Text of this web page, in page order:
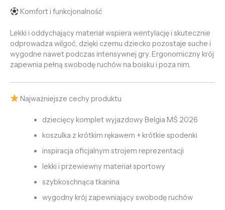
Komfort i funkcjonalność
Lekki i oddychający materiał wspiera wentylację i skutecznie
odprowadza wilgoć, dzięki czemu dziecko pozostaje suche i
wygodne nawet podczas intensywnej gry. Ergonomiczny krój
zapewnia pełną swobodę ruchów na boisku i poza nim.
Najważniejsze cechy produktu
dziecięcy komplet wyjazdowy Belgia MŚ 2026
koszulka z krótkim rękawem + krótkie spodenki
inspiracja oficjalnym strojem reprezentacji
lekki i przewiewny materiał sportowy
szybkoschnąca tkanina
wygodny krój zapewniający swobodę ruchów